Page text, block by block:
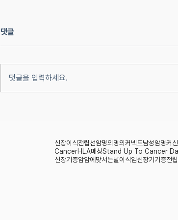
댓글
댓글을 입력하세요.
신장이식전립선암명의 명의커넥트남성암명커
CancerHLA매칭Stand Up To Cancer
신장기증암암에맞서는날이식임신장기기증전